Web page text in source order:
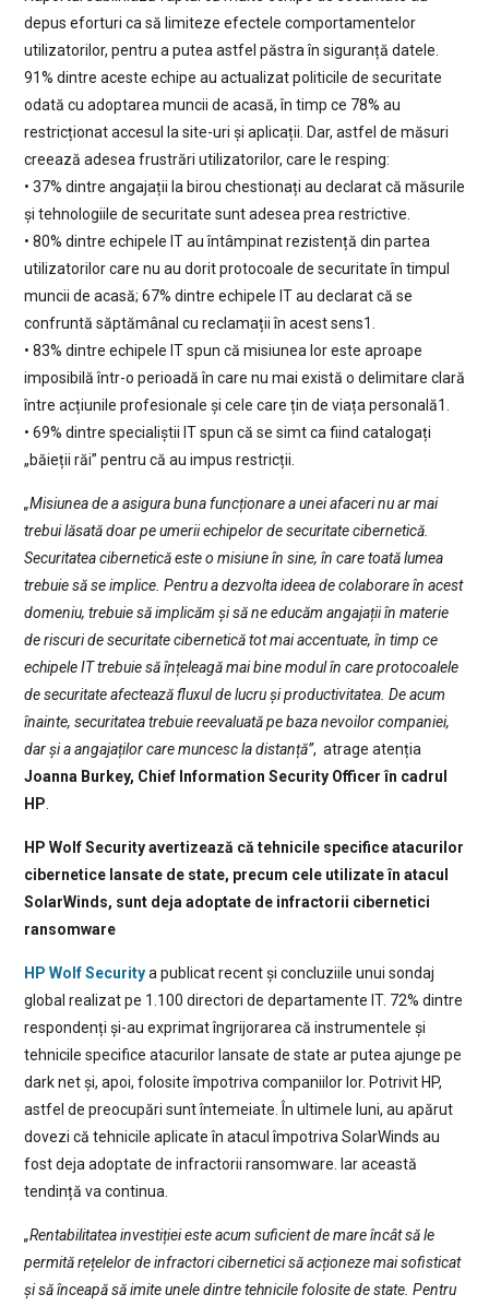
depus eforturi ca să limiteze efectele comportamentelor
utilizatorilor, pentru a putea astfel păstra în siguranță datele.
91% dintre aceste echipe au actualizat politicile de securitate
odată cu adoptarea muncii de acasă, în timp ce 78% au
restricționat accesul la site-uri și aplicații. Dar, astfel de măsuri
creează adesea frustrări utilizatorilor, care le resping:
• 37% dintre angajații la birou chestionați au declarat că măsurile
și tehnologiile de securitate sunt adesea prea restrictive.
• 80% dintre echipele IT au întâmpinat rezistență din partea
utilizatorilor care nu au dorit protocoale de securitate în timpul
muncii de acasă; 67% dintre echipele IT au declarat că se
confruntă săptămânal cu reclamații în acest sens1.
• 83% dintre echipele IT spun că misiunea lor este aproape
imposibilă într-o perioadă în care nu mai există o delimitare clară
între acțiunile profesionale și cele care țin de viața personală1.
• 69% dintre specialiștii IT spun că se simt ca fiind catalogați
„băieții răi” pentru că au impus restricții.
„Misiunea de a asigura buna funcționare a unei afaceri nu ar mai
trebui lăsată doar pe umerii echipelor de securitate cibernetică.
Securitatea cibernetică este o misiune în sine, în care toată lumea
trebuie să se implice. Pentru a dezvolta ideea de colaborare în acest
domeniu, trebuie să implicăm și să ne educăm angajații în materie
de riscuri de securitate cibernetică tot mai accentuate, în timp ce
echipele IT trebuie să înțeleagă mai bine modul în care protocoalele
de securitate afectează fluxul de lucru și productivitatea. De acum
înainte, securitatea trebuie reevaluată pe baza nevoilor companiei,
dar și a angajaților care muncesc la distanță”, atrage atenția
Joanna Burkey, Chief Information Security Officer în cadrul
HP
HP Wolf Security avertizează că tehnicile specifice atacurilor
cibernetice lansate de state, precum cele utilizate în atacul
SolarWinds, sunt deja adoptate de infractorii cibernetici
ransomware
HP Wolf Securitya publicat recent și concluziile unui sondaj
global realizat pe 1.100 directori de departamente IT. 72% dintre
respondenți și-au exprimat îngrijorarea că instrumentele și
tehnicile specifice atacurilor lansate de state ar putea ajunge pe
dark net și, apoi, folosite împotriva companiilor lor. Potrivit HP,
astfel de preocupări sunt întemeiate. În ultimele luni, au apărut
dovezi că tehnicile aplicate în atacul împotriva SolarWinds au
fost deja adoptate de infractorii ransomware. Iar această
tendință va continua.
„Rentabilitatea investiției este acum suficient de mare încât să le
permită rețelelor de infractori cibernetici să acționeze mai sofisticat
și să înceapă să imite unele dintre tehnicile folosite de state. Pentru